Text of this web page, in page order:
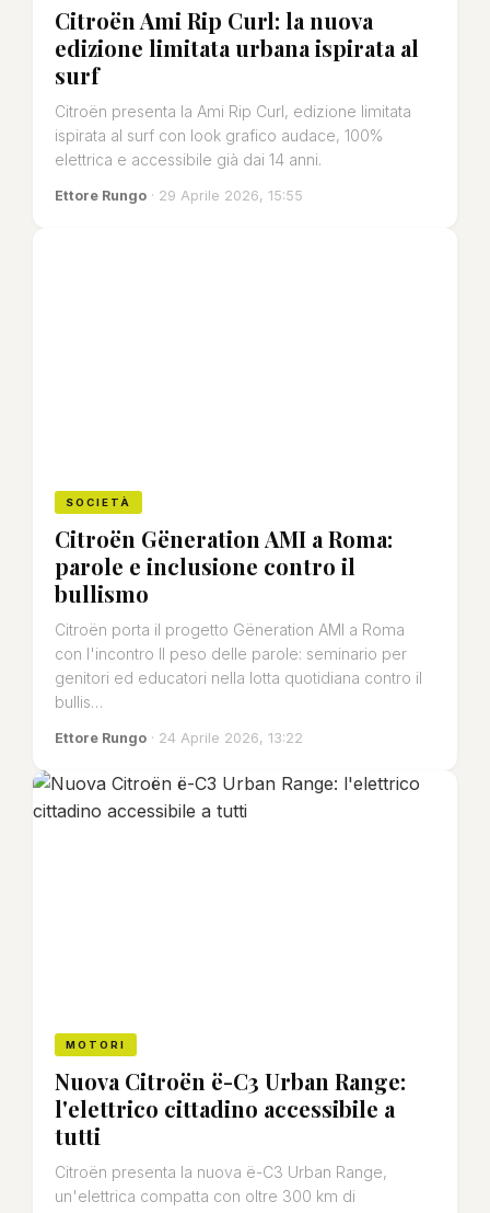
Citroën Ami Rip Curl: la nuova
edizione limitata urbana ispirata al
surf
Citroën presenta la Ami Rip Curl, edizione limitata
ispirata al surf con look grafico audace, 100%
elettrica e accessibile già dai 14 anni.
Ettore Rungo · 29 Aprile 2026, 15:55
SOCIETÀ
Citroën Gëneration AMI a Roma:
parole e inclusione contro il
bullismo
Citroën porta il progetto Gëneration AMI a Roma
con l'incontro Il peso delle parole: seminario per
genitori ed educatori nella lotta quotidiana contro il
bullis…
Ettore Rungo · 24 Aprile 2026, 13:22
MOTORI
Nuova Citroën ë-C3 Urban Range:
l'elettrico cittadino accessibile a
tutti
Citroën presenta la nuova ë-C3 Urban Range,
un'elettrica compatta con oltre 300 km di